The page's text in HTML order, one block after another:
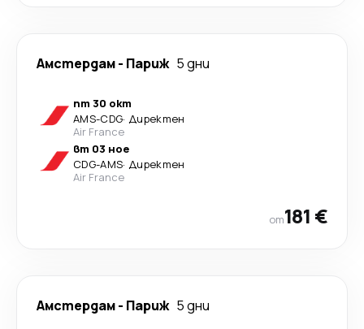
Амстердам- Париж 5 дни
пт 30 окт
AMS-CDG· Директен
Air France
вт 03 ное
CDG-AMS· Директен
Air France
от181 €
Амстердам- Париж 5 дни